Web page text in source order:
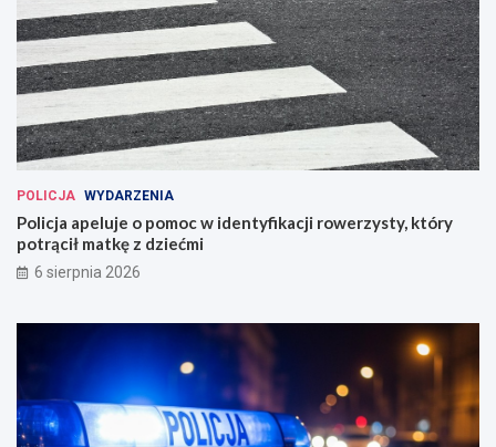
POLICJA WYDARZENIA
Policja apeluje o pomoc w identyfikacji rowerzysty, który
potrącił matkę z dziećmi
6 sierpnia 2026